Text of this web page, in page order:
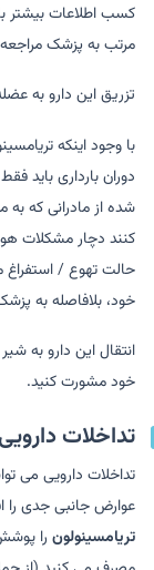
کسب اطلاعات بیشتر
مرتب به پزشک
تزریق این دارو به
با وجود اینکه
دوران بارداری باید
شده از مادرانی که به
کنند دچار مشکلات
حالت تهوع / استفراغ
خود، بلافاصله به
انتقال این دارو به
خود مشورت کنید.
تداخلات دارویی
تداخلات دارویی می
عوارض جانبی جدی را
تریامسینولون را